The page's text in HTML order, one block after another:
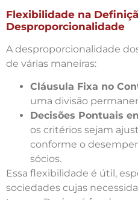
Flexibilidade na
Desproporcionalidade
A desproporcionalidade
de várias maneiras:
Cláusula Fixa no
uma divisão
Decisões Pontuais
os critérios sejam
conforme o
sócios.
Essa flexibilidade é útil,
sociedades cujas